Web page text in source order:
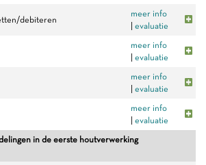
debiteren
meer info
evaluatie
meer info
evaluatie
meer info
evaluatie
meer info
evaluatie
in de eerste houtverwerking